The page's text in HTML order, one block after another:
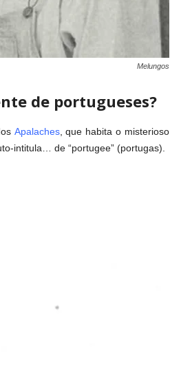
Melungos
de portugueses?
Apalaches, que habita o misterioso
intitula… de “portugee” (portugas).